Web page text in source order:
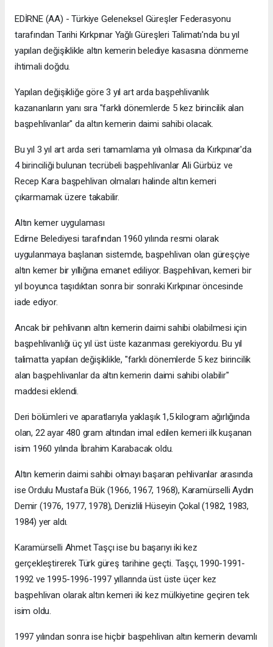
EDİRNE (AA) - Türkiye Geleneksel Güreşler Federasyonu
tarafından Tarihi Kırkpınar Yağlı Güreşleri Talimatı'nda bu yıl
yapılan değişiklikle altın kemerin belediye kasasına dönmeme
ihtimali doğdu.
Yapılan değişikliğe göre 3 yıl art arda başpehlivanlık
kazananların yanı sıra "farklı dönemlerde 5 kez birincilik alan
başpehlivanlar" da altın kemerin daimi sahibi olacak.
Bu yıl 3 yıl art arda seri tamamlama yılı olmasa da Kırkpınar'da
4 birinciliği bulunan tecrübeli başpehlivanlar Ali Gürbüz ve
Recep Kara başpehlivan olmaları halinde altın kemeri
çıkarmamak üzere takabilir.
Altın kemer uygulaması
Edirne Belediyesi tarafından 1960 yılında resmi olarak
uygulanmaya başlanan sistemde, başpehlivan olan güreşçiye
altın kemer bir yıllığına emanet ediliyor. Başpehlivan, kemeri bir
yıl boyunca taşıdıktan sonra bir sonraki Kırkpınar öncesinde
iade ediyor.
Ancak bir pehlivanın altın kemerin daimi sahibi olabilmesi için
başpehlivanlığı üç yıl üst üste kazanması gerekiyordu. Bu yıl
talimatta yapılan değişiklikle, "farklı dönemlerde 5 kez birincilik
alan başpehlivanlar da altın kemerin daimi sahibi olabilir"
maddesi eklendi.
Deri bölümleri ve aparatlarıyla yaklaşık 1,5 kilogram ağırlığında
olan, 22 ayar 480 gram altından imal edilen kemeri ilk kuşanan
isim 1960 yılında İbrahim Karabacak oldu.
Altın kemerin daimi sahibi olmayı başaran pehlivanlar arasında
ise Ordulu Mustafa Bük (1966, 1967, 1968), Karamürselli Aydın
Demir (1976, 1977, 1978), Denizlili Hüseyin Çokal (1982, 1983,
1984) yer aldı.
Karamürselli Ahmet Taşçı ise bu başarıyı iki kez
gerçekleştirerek Türk güreş tarihine geçti. Taşçı, 1990-1991-
1992 ve 1995-1996-1997 yıllarında üst üste üçer kez
başpehlivan olarak altın kemeri iki kez mülkiyetine geçiren tek
isim oldu.
1997 yılından sonra ise hiçbir başpehlivan altın kemerin devamlı